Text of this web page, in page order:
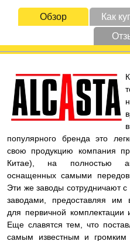
Обзор Как
популярного бренда это
свою продукцию компания
Китае), на полностью
оснащенных самыми
Эти же заводы сотрудничают
заводами, предоставляя им
для первичной комплектации
Еще славятся тем, что
самым известным и громким